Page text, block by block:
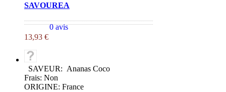
SAVOUREA
0 avis
13,93 €
SAVEUR: Ananas Coco
Frais: Non
ORIGINE: France